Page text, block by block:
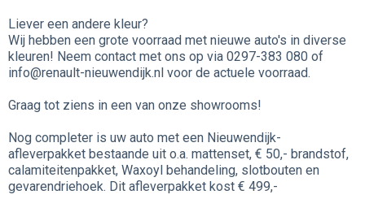
Liever een andere kleur?
Wij hebben een grote voorraad met nieuwe auto's in diverse
kleuren! Neem contact met ons op via 0297-383 080 of
info@renault-nieuwendijk.nl voor de actuele voorraad.
Graag tot ziens in een van onze showrooms!
Nog completer is uw auto met een Nieuwendijk-
afleverpakket bestaande uit o.a. mattenset, € 50,- brandstof,
calamiteitenpakket, Waxoyl behandeling, slotbouten en
gevarendriehoek. Dit afleverpakket kost € 499,-